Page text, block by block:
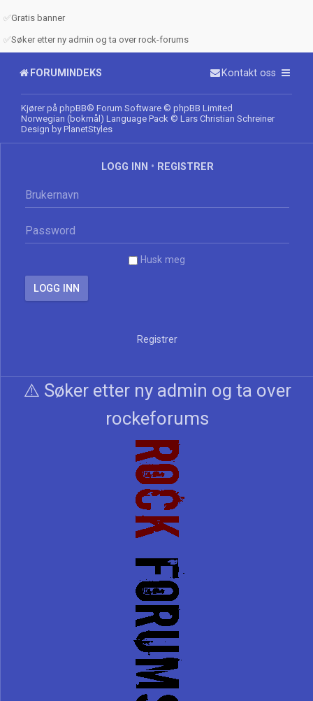
✅Gratis banner
✅Søker etter ny admin og ta over rock-forums
FORUMINDEKS Kontakt oss
Kjører på phpBB® Forum Software © phpBB Limited
Norwegian (bokmål) Language Pack © Lars Christian Schreiner
Design by PlanetStyles
LOGG INN • REGISTRER
Husk meg
Registrer
⚠️ Søker etter ny admin og ta over
rockeforums